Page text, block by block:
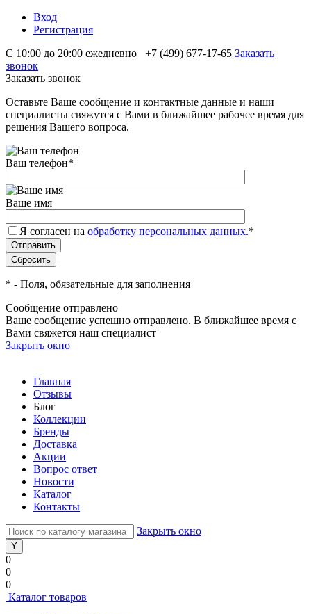
Вход
Регистрация
С 10:00 до 20:00 ежедневно
+7 (499) 677-17-65 Заказать
звонок
Заказать звонок
Оставьте Ваше сообщение и контактные данные и наши
специалисты свяжутся с Вами в ближайшее рабочее время для
решения Вашего вопроса.
Ваш телефон*
Ваше имя
Я согласен на обработку персональных данных.*
* - Поля, обязательные для заполнения
Сообщение отправлено
Ваше сообщение успешно отправлено. В ближайшее время с
Вами свяжется наш специалист
Закрыть окно
Главная
Отзывы
Блог
Коллекции
Бренды
Доставка
Акции
Вопрос ответ
Новости
Каталог
Контакты
Закрыть окно
0
0
0
Каталог товаров